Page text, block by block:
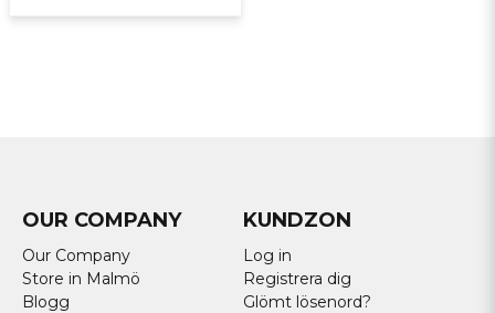
OUR COMPANY
Our Company
Store in Malmö
Blogg
KUNDZON
Log in
Registrera dig
Glömt lösenord?